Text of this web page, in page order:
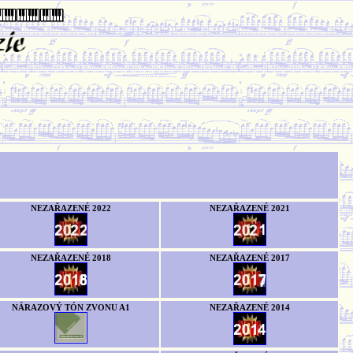
NEZAŘAZENÉ 2022 NEZAŘAZENÉ 2021
NEZAŘAZENÉ 2018 NEZAŘAZENÉ 2017
NÁRAZOVÝ TÓN ZVONU A1 NEZAŘAZENÉ 2014